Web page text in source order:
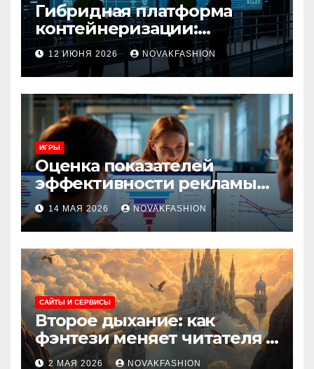
Гибридная платформа
контейнеризации:
архитектура, особенности
и сценарии использования
12 ИЮНЯ 2026 NOVAKFASHION
ИГРЫ
Оценка показателей
эффективности рекламы
при атрибуции
множественных точек
касания
14 МАЯ 2026 NOVAKFASHION
САЙТЫ И СЕРВИСЫ
Второе дыхание: как
фэнтези меняет читателя и
культуру
2 МАЯ 2026 NOVAKFASHION